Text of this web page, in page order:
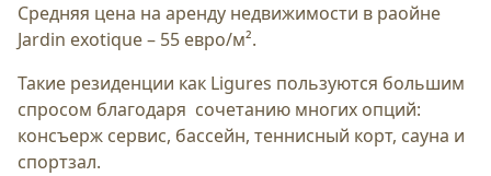
Средняя цена на аренду недвижимости в раойне
Jardin exotique – 55 евро/м².
Такие резиденции как Ligures пользуются большим
спросом благодаря сочетанию многих опций:
консъерж сервис, бассейн, теннисный корт, сауна и
спортзал.